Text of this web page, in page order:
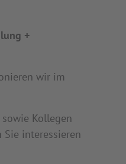
+
wir im
Kollegen
interessieren